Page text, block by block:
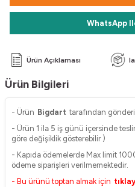
WhatsApp
Ürün Açıklaması
Ürün Bilgileri
- Ürün Bigdart tarafından
- Ürün 1 ila 5 iş günü içersinde
göre değişiklik gösterebilir )
- Kapıda ödemelerde Max limit
ödeme siparişleri verilmemektedir.
- Bu ürünü toptan almak için